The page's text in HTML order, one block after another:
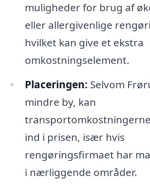
muligheder for brug af
eller allergivenlige
hvilket kan give et ekstra
omkostningselement.
Placeringen: Selvom
mindre by, kan
ind i prisen, især hvis
rengøringsfirmaet har
i nærliggende områder.